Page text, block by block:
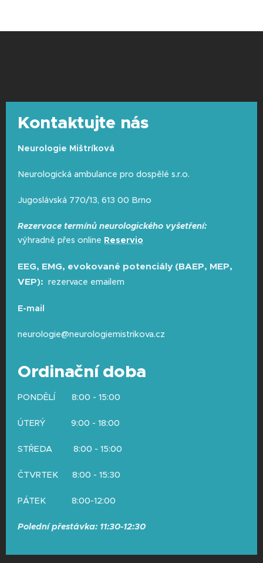
Kontaktujte nás
Neurologie Mištríková
Neurologická ambulance pro dospělé s.r.o.
Jugoslávská 770/13, 613 00 Brno
Rezervace termínů neurologického vyšetření:
výhradně přes online Reservio
EEG, EMG, evokované potenciály (BAEP, MEP,
VEP): rezervace emailem
E-mail
neurologie@neurologiemistrikova.cz
Ordinační doba
PONDĚLÍ 8:00 - 15:00
ÚTERÝ 9:00 - 18:00
STŘEDA 8:00 - 15:00
ČTVRTEK 8:00 - 15:30
PÁTEK 8:00-12:00
Polední přestávka: 11:30-12:30